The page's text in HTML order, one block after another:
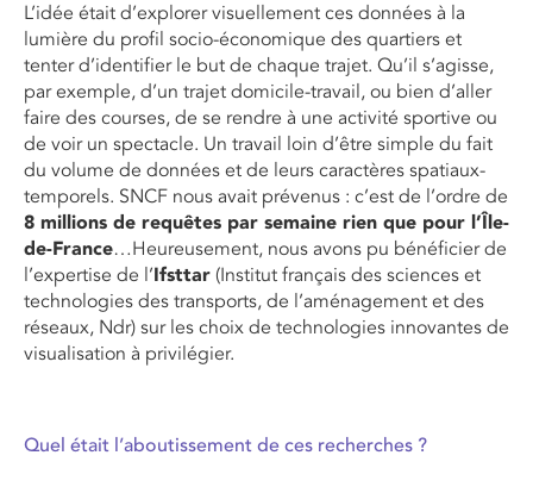
L’idée était d’explorer visuellement ces données à la
lumière du profil socio-économique des quartiers et
tenter d’identifier le but de chaque trajet. Qu’il s’agisse,
par exemple, d’un trajet domicile-travail, ou bien d’aller
faire des courses, de se rendre à une activité sportive ou
de voir un spectacle. Un travail loin d’être simple du fait
du volume de données et de leurs caractères spatiaux-
temporels. SNCF nous avait prévenus : c’est de l’ordre de
8 millions de requêtes par semaine rien que pour l’Île-
de-France…Heureusement, nous avons pu bénéficier de
l’expertise de l’Ifsttar (Institut français des sciences et
technologies des transports, de l’aménagement et des
réseaux, Ndr) sur les choix de technologies innovantes de
visualisation à privilégier.
Quel était l’aboutissement de ces recherches ?